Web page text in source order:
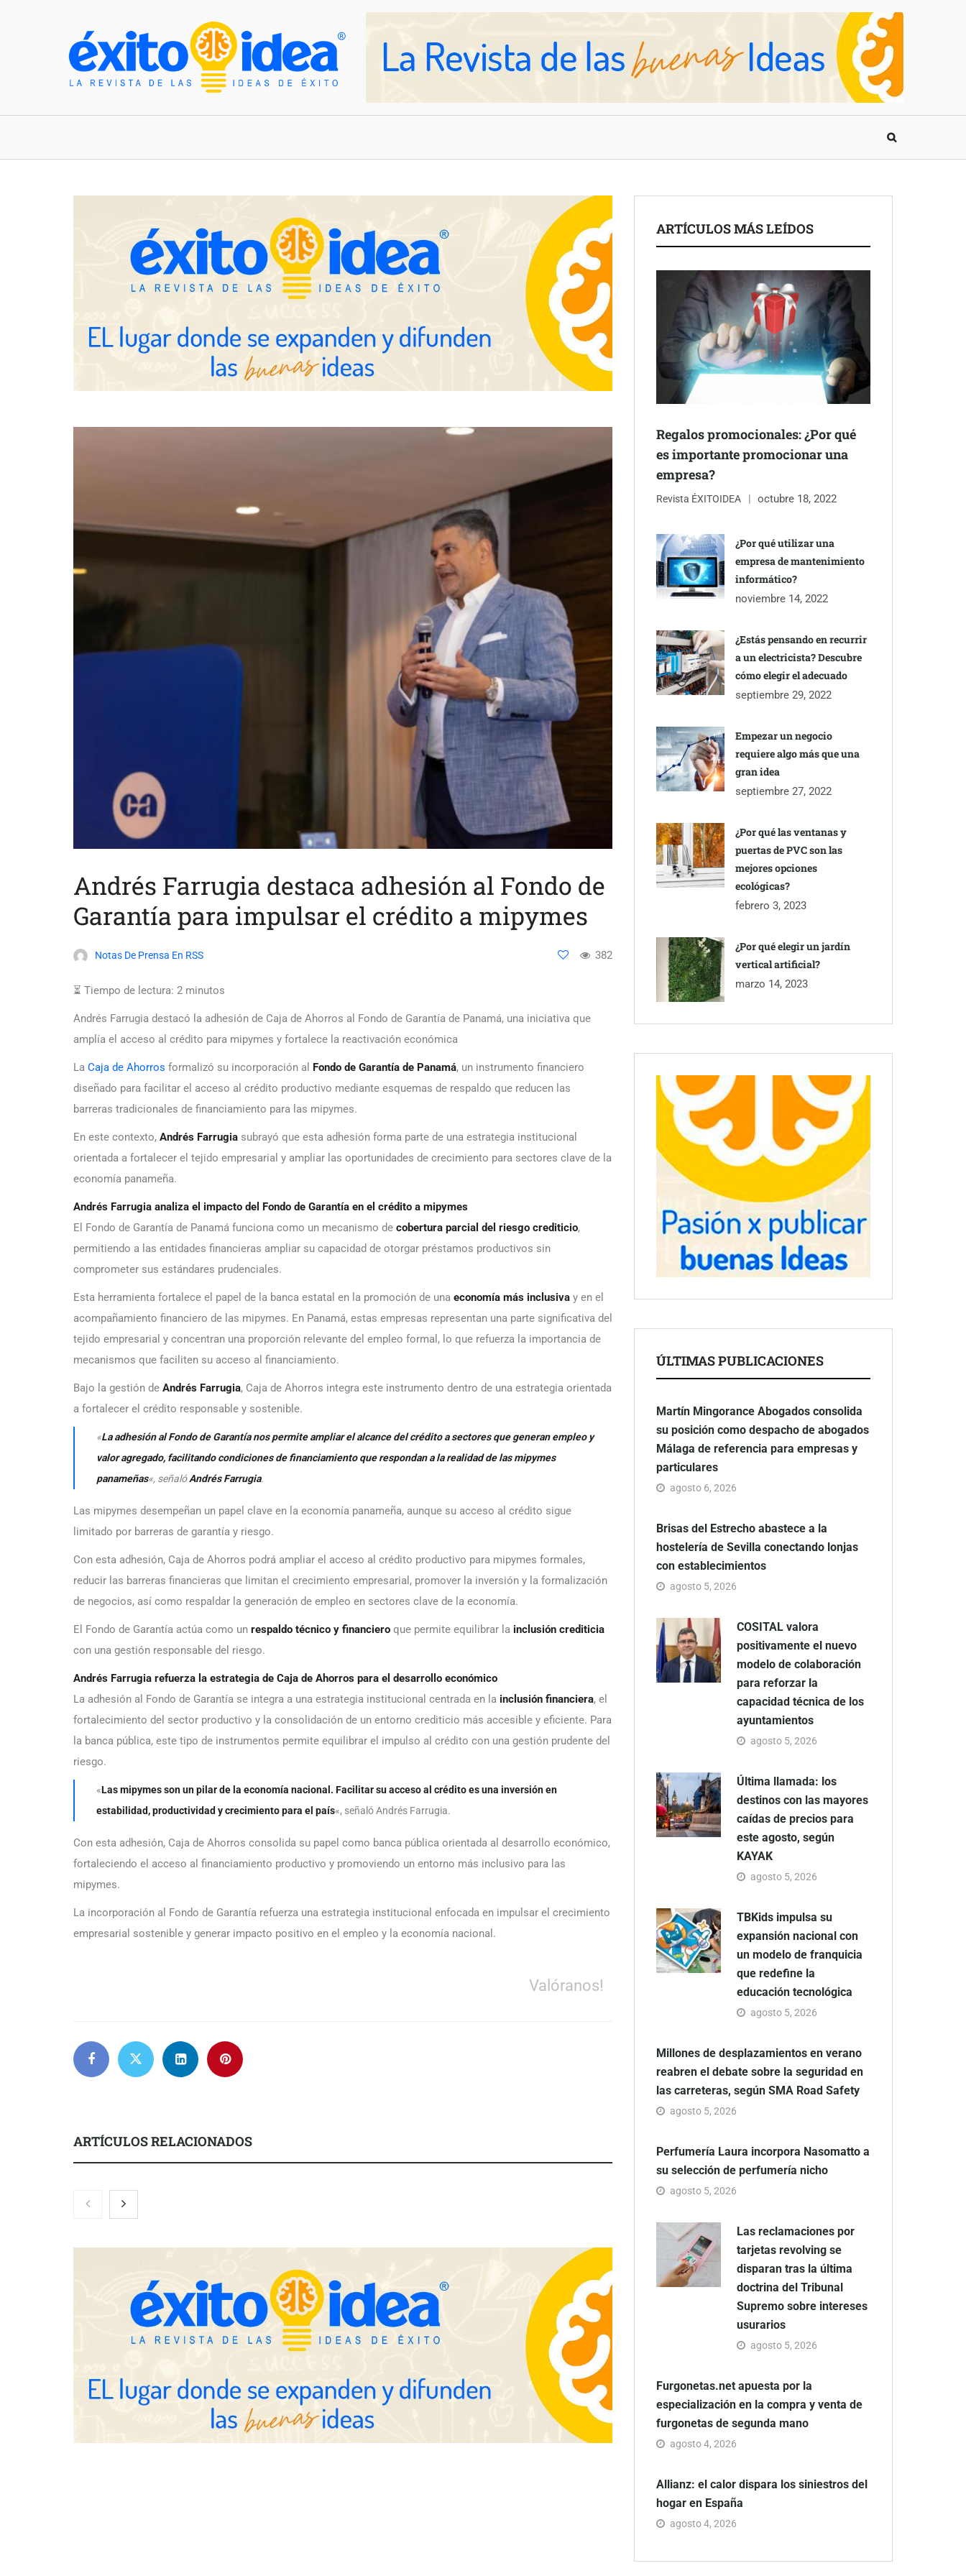
Andrés Farrugia destaca adhesión al Fondo de
Garantía para impulsar el crédito a mipymes
Notas De Prensa En RSS 382
⏳ Tiempo de lectura: 2 minutos
Andrés Farrugia destacó la adhesión de Caja de Ahorros al Fondo de Garantía de Panamá, una iniciativa que
amplía el acceso al crédito para mipymes y fortalece la reactivación económica
La Caja de Ahorros formalizó su incorporación al Fondo de Garantía de Panamá, un instrumento financiero
diseñado para facilitar el acceso al crédito productivo mediante esquemas de respaldo que reducen las
barreras tradicionales de financiamiento para las mipymes.
En este contexto, Andrés Farrugia subrayó que esta adhesión forma parte de una estrategia institucional
orientada a fortalecer el tejido empresarial y ampliar las oportunidades de crecimiento para sectores clave de la
economía panameña.
Andrés Farrugia analiza el impacto del Fondo de Garantía en el crédito a mipymes
El Fondo de Garantía de Panamá funciona como un mecanismo de cobertura parcial del riesgo crediticio,
permitiendo a las entidades financieras ampliar su capacidad de otorgar préstamos productivos sin
comprometer sus estándares prudenciales.
Esta herramienta fortalece el papel de la banca estatal en la promoción de una economía más inclusiva y en el
acompañamiento financiero de las mipymes. En Panamá, estas empresas representan una parte significativa del
tejido empresarial y concentran una proporción relevante del empleo formal, lo que refuerza la importancia de
mecanismos que faciliten su acceso al financiamiento.
Bajo la gestión de Andrés Farrugia, Caja de Ahorros integra este instrumento dentro de una estrategia orientada
a fortalecer el crédito responsable y sostenible.
«La adhesión al Fondo de Garantía nos permite ampliar el alcance del crédito a sectores que generan empleo y
valor agregado, facilitando condiciones de financiamiento que respondan a la realidad de las mipymes
panameñas«, señalóAndrés Farrugia.
Las mipymes desempeñan un papel clave en la economía panameña, aunque su acceso al crédito sigue
limitado por barreras de garantía y riesgo.
Con esta adhesión, Caja de Ahorros podrá ampliar el acceso al crédito productivo para mipymes formales,
reducir las barreras financieras que limitan el crecimiento empresarial, promover la inversión y la formalización
de negocios, así como respaldar la generación de empleo en sectores clave de la economía.
El Fondo de Garantía actúa como un respaldo técnico y financiero que permite equilibrar la inclusión crediticia
con una gestión responsable del riesgo.
Andrés Farrugia refuerza la estrategia de Caja de Ahorros para el desarrollo económico
La adhesión al Fondo de Garantía se integra a una estrategia institucional centrada en la inclusión financiera, el
fortalecimiento del sector productivo y la consolidación de un entorno crediticio más accesible y eficiente. Para
la banca pública, este tipo de instrumentos permite equilibrar el impulso al crédito con una gestión prudente del
riesgo.
«Las mipymes son un pilar de la economía nacional. Facilitar su acceso al crédito es una inversión en
estabilidad, productividad y crecimiento para el país«, señaló Andrés Farrugia.
Con esta adhesión, Caja de Ahorros consolida su papel como banca pública orientada al desarrollo económico,
fortaleciendo el acceso al financiamiento productivo y promoviendo un entorno más inclusivo para las
mipymes.
La incorporación al Fondo de Garantía refuerza una estrategia institucional enfocada en impulsar el crecimiento
empresarial sostenible y generar impacto positivo en el empleo y la economía nacional.
Valóranos!
ARTÍCULOS RELACIONADOS
Martín Mingorance Abogados
consolida su posición como
COSITAL valora positivamente el
nuevo modelo de colaboración
para reforzar la capacidad técnica
de los ayuntamientos
Millones de desplazamientos en
verano reabren el debate sobre la
seguridad en las carreteras, según
ARTÍCULOS MÁS LEÍDOS
Regalos promocionales: ¿Por qué
es importante promocionar una
empresa?
Revista ÉXITOIDEA octubre 18, 2022
¿Por qué utilizar una
empresa de mantenimiento
informático?
noviembre 14, 2022
¿Estás pensando en recurrir
a un electricista? Descubre
cómo elegir el adecuado
septiembre 29, 2022
Empezar un negocio
requiere algo más que una
gran idea
septiembre 27, 2022
¿Por qué las ventanas y
puertas de PVC son las
mejores opciones
ecológicas?
febrero 3, 2023
¿Por qué elegir un jardín
vertical artificial?
marzo 14, 2023
ÚLTIMAS PUBLICACIONES
Martín Mingorance Abogados consolida
su posición como despacho de abogados
Málaga de referencia para empresas y
particulares
agosto 6, 2026
Brisas del Estrecho abastece a la
hostelería de Sevilla conectando lonjas
con establecimientos
agosto 5, 2026
COSITAL valora
positivamente el nuevo
modelo de colaboración
para reforzar la
capacidad técnica de los
ayuntamientos
agosto 5, 2026
Última llamada: los
destinos con las mayores
caídas de precios para
este agosto, según
KAYAK
agosto 5, 2026
TBKids impulsa su
expansión nacional con
un modelo de franquicia
que redefine la
educación tecnológica
agosto 5, 2026
Millones de desplazamientos en verano
reabren el debate sobre la seguridad en
las carreteras, según SMA Road Safety
agosto 5, 2026
Perfumería Laura incorpora Nasomatto a
su selección de perfumería nicho
agosto 5, 2026
Las reclamaciones por
tarjetas revolving se
disparan tras la última
doctrina del Tribunal
Supremo sobre intereses
usurarios
agosto 5, 2026
Furgonetas.net apuesta por la
especialización en la compra y venta de
furgonetas de segunda mano
agosto 4, 2026
Allianz: el calor dispara los siniestros del
hogar en España
agosto 4, 2026